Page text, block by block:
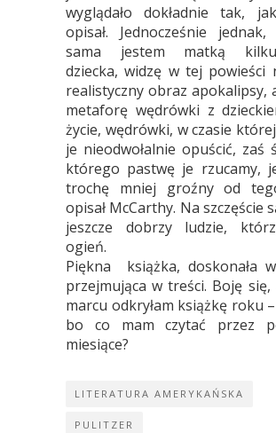
wyglądało dokładnie tak,
opisał. Jednocześnie
sama jestem matką
dziecka, widzę w tej powieści
realistyczny obraz apokalipsy,
metaforę wędrówki z
życie, wędrówki, w czasie
je nieodwołalnie opuścić, zaś
którego pastwę je rzucamy,
trochę mniej groźny od
opisał McCarthy. Na szczęście
jeszcze dobrzy ludzie,
ogień.
Piękna książka, doskonała
przejmująca w treści. Boję
marcu odkryłam książkę roku
bo co mam czytać przez
miesiące?
LITERATURA AMERYKAŃSKA
PULITZER